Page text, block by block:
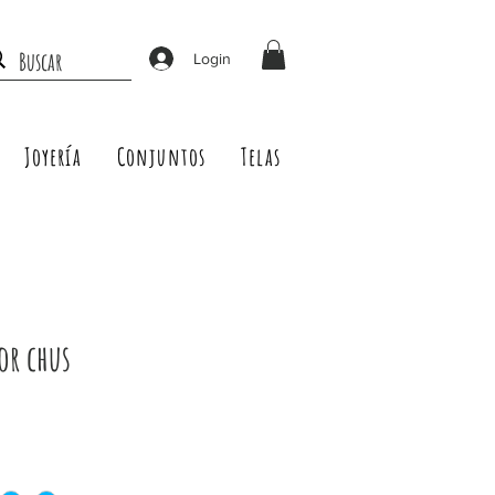
Login
Joyería Conjuntos Telas
chus